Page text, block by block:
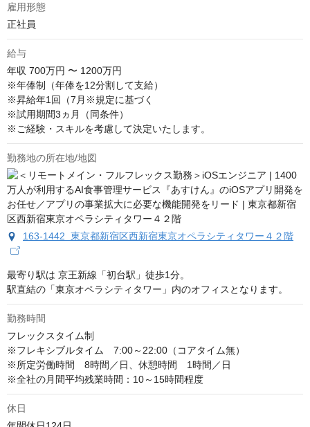
雇用形態
正社員
給与
年収 700万円 〜 1200万円
※年俸制（年俸を12分割して支給）
※昇給年1回（7月※規定に基づく
※試用期間3ヵ月（同条件）
※ご経験・スキルを考慮して決定いたします。
勤務地の所在地/地図
163-1442 東京都新宿区西新宿東京オペラシティタワー４２階
最寄り駅は 京王新線「初台駅」徒歩1分。
駅直結の「東京オペラシティタワー」内のオフィスとなります。
勤務時間
フレックスタイム制
※フレキシブルタイム　7:00～22:00（コアタイム無）
※所定労働時間　8時間／日、休憩時間　1時間／日
※全社の月間平均残業時間：10～15時間程度
休日